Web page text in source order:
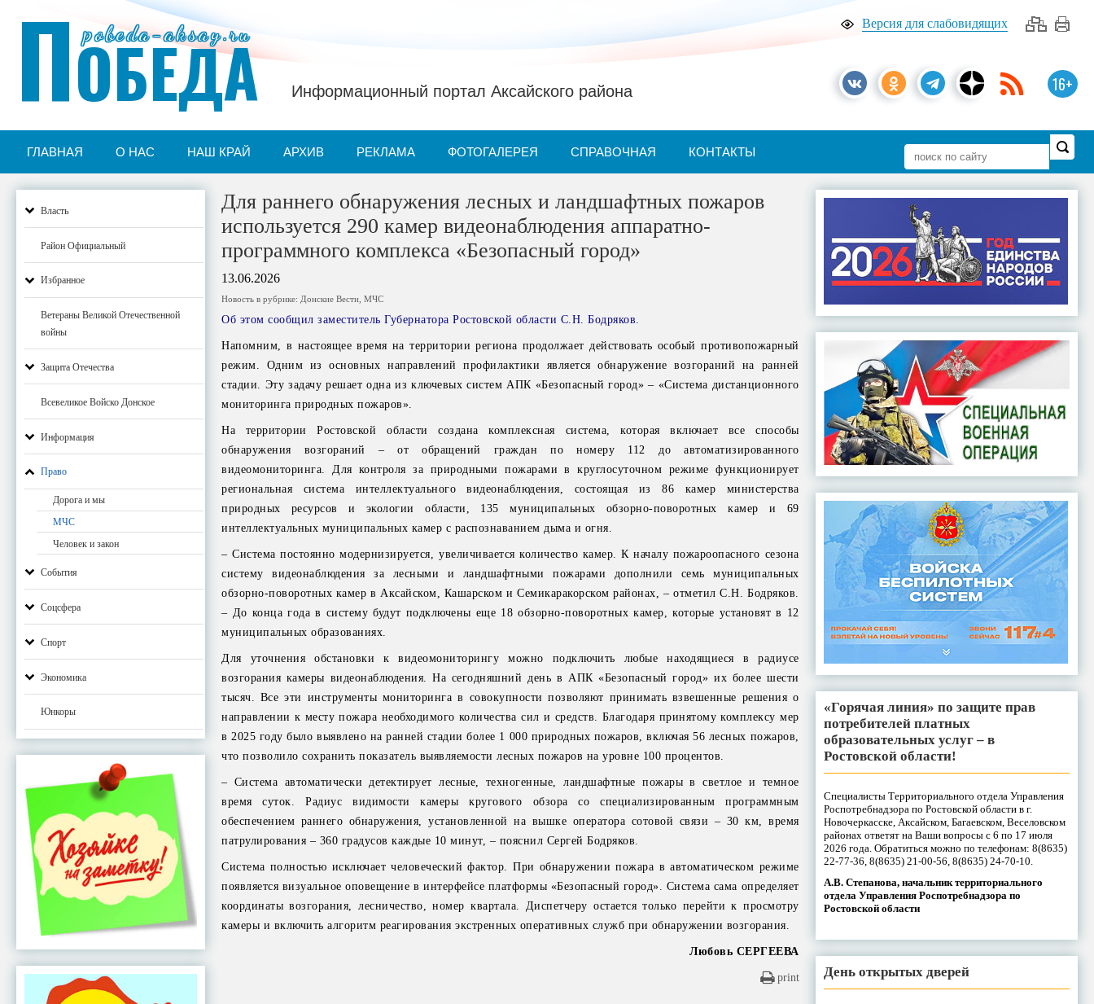
Версия для слабовидящих
16+
pobeda-aksay.ru
ПОБЕДА Информационный портал Аксайского района
ГЛАВНАЯ О НАС НАШ КРАЙ АРХИВ РЕКЛАМА ФОТОГАЛЕРЕЯ СПРАВОЧНАЯ КОНТАКТЫ
Власть
Район Официальный
Избранное
Ветераны Великой Отечественной
войны
Защита Отечества
Всевеликое Войско Донское
Информация
Право
Дорога и мы
МЧС
Человек и закон
События
Соцсфера
Спорт
Экономика
Юнкоры
Для раннего обнаружения лесных и ландшафтных пожаров
используется 290 камер видеонаблюдения аппаратно-
программного комплекса «Безопасный город»
13.06.2026
Новость в рубрике: Донские Вести ,МЧС
Об этом сообщил заместитель Губернатора Ростовской области С.Н. Бодряков.
Напомним, в настоящее время на территории региона продолжает действовать особый противопожарный
режим. Одним из основных направлений профилактики является обнаружение возгораний на ранней
стадии. Эту задачу решает одна из ключевых систем АПК «Безопасный город» – «Система дистанционного
мониторинга природных пожаров».
На территории Ростовской области создана комплексная система, которая включает все способы
обнаружения возгораний – от обращений граждан по номеру 112 до автоматизированного
видеомониторинга. Для контроля за природными пожарами в круглосуточном режиме функционирует
региональная система интеллектуального видеонаблюдения, состоящая из 86 камер министерства
природных ресурсов и экологии области, 135 муниципальных обзорно-поворотных камер и 69
интеллектуальных муниципальных камер с распознаванием дыма и огня.
– Система постоянно модернизируется, увеличивается количество камер. К началу пожароопасного сезона
систему видеонаблюдения за лесными и ландшафтными пожарами дополнили семь муниципальных
обзорно-поворотных камер в Аксайском, Кашарском и Семикаракорском районах, – отметил С.Н. Бодряков.
– До конца года в систему будут подключены еще 18 обзорно-поворотных камер, которые установят в 12
муниципальных образованиях.
Для уточнения обстановки к видеомониторингу можно подключить любые находящиеся в радиусе
возгорания камеры видеонаблюдения. На сегодняшний день в АПК «Безопасный город» их более шести
тысяч. Все эти инструменты мониторинга в совокупности позволяют принимать взвешенные решения о
направлении к месту пожара необходимого количества сил и средств. Благодаря принятому комплексу мер
в 2025 году было выявлено на ранней стадии более 1 000 природных пожаров, включая 56 лесных пожаров,
что позволило сохранить показатель выявляемости лесных пожаров на уровне 100 процентов.
– Система автоматически детектирует лесные, техногенные, ландшафтные пожары в светлое и темное
время суток. Радиус видимости камеры кругового обзора со специализированным программным
обеспечением раннего обнаружения, установленной на вышке оператора сотовой связи – 30 км, время
патрулирования – 360 градусов каждые 10 минут, – пояснил Сергей Бодряков.
Система полностью исключает человеческий фактор. При обнаружении пожара в автоматическом режиме
появляется визуальное оповещение в интерфейсе платформы «Безопасный город». Система сама определяет
координаты возгорания, лесничество, номер квартала. Диспетчеру остается только перейти к просмотру
камеры и включить алгоритм реагирования экстренных оперативных служб при обнаружении возгорания.
Любовь СЕРГЕЕВА
print
«Горячая линия» по защите прав
потребителей платных
образовательных услуг – в
Ростовской области!
Специалисты Территориального отдела Управления
Роспотребнадзора по Ростовской области в г.
Новочеркасске, Аксайском, Багаевском, Веселовском
районах ответят на Ваши вопросы с 6 по 17 июля
2026 года. Обратиться можно по телефонам: 8(8635)
22-77-36, 8(8635) 21-00-56, 8(8635) 24-70-10.
А.В. Степанова, начальник территориального
отдела Управления Роспотребнадзора по
Ростовской области
День открытых дверей